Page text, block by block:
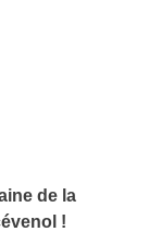
de la
!